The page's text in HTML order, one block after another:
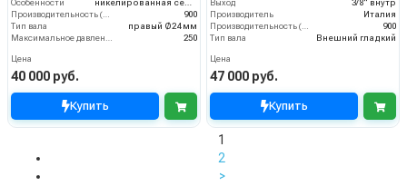
Особенности
никелированная серия
Производительность (л/ч)
900
Тип вала
правый Ø24 мм
Максимальное давление воды (бар)
250
Цена
40 000 руб.
Купить
Выход
3/8" внутр
Производитель
Италия
Производительность (л/ч)
900
Тип вала
Внешний гладкий
Цена
47 000 руб.
Купить
1
2
>